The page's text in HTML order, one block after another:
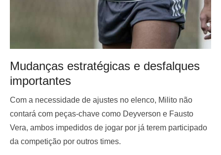
Mudanças estratégicas e desfalques
importantes
Com a necessidade de ajustes no elenco, Milito não
contará com peças-chave como Deyverson e Fausto
Vera, ambos impedidos de jogar por já terem participado
da competição por outros times.